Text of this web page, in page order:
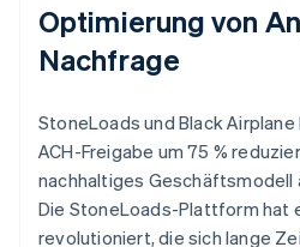
Optimierung von
Nachfrage
StoneLoads und Black
ACH-Freigabe um 75 %
nachhaltiges Geschäftsmodell
Die StoneLoads-Plattform hat
revolutioniert, die sich lange